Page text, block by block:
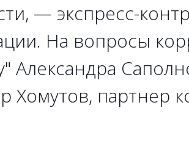
— экспресс-
На вопросы
Александра
Хомутов, партнер